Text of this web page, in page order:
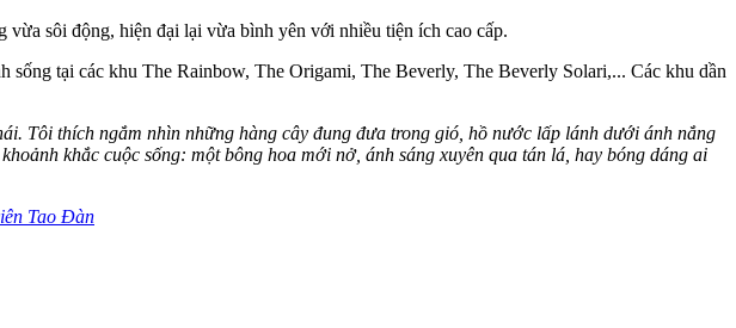
sôi động, hiện đại lại vừa bình yên với nhiều tiện ích cao cấp.
tại các khu The Rainbow, The Origami, The Beverly, The Beverly Solari,... Các khu dần
Tôi thích ngắm nhìn những hàng cây đung đưa trong gió, hồ nước lấp lánh dưới ánh nắng
khắc cuộc sống: một bông hoa mới nở, ánh sáng xuyên qua tán lá, hay bóng dáng ai
Tao Đàn